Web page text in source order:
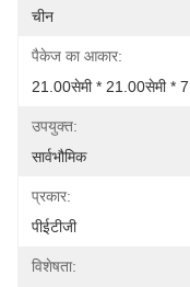
चीन
पैकेज का आकार:
21.00सेमी * 21.00सेमी *
उपयुक्त:
सार्वभौमिक
प्रकार:
पीईटीजी
विशेषता: